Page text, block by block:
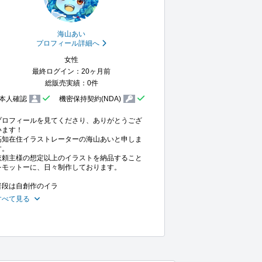
海山あい
プロフィール詳細へ
女性
最終ログイン：20ヶ月前
総販売実績：0件
人確認
機密保持契約(NDA)
ロフィールを見てくださり、ありがとうござ
す！
知在住イラストレーターの海山あいと申しま
頼主様の想定以上のイラストを納品すること
モットーに、日々制作しております。
段は自創作のイラ
べて見る